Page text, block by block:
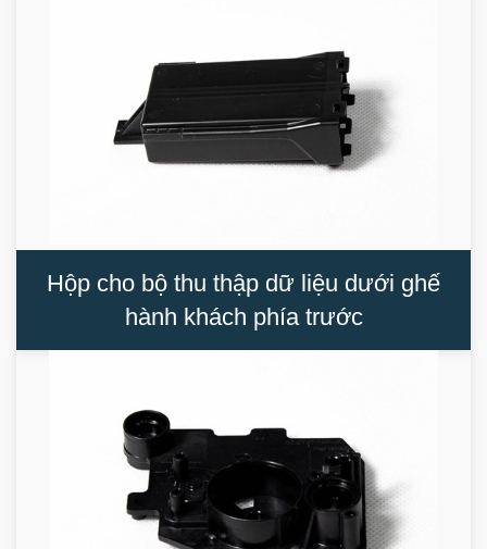
Hộp cho bộ thu thập dữ liệu dưới ghế
hành khách phía trước